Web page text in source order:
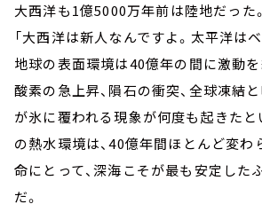
大西洋も1億5000万年前は陸地だった。
「大西洋は新人なんですよ。太平洋は
地球の表面環境は40億年の間に激動を
酸素の急上昇、隕石の衝突、全球凍結
が氷に覆われる現象が何度も起きたと
の熱水環境は、40億年間ほとんど変わ
命にとって、深海こそが最も安定した
だ。